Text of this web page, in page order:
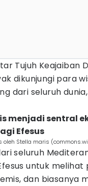
Tujuh Keajaiban
dikunjungi para
dari seluruh
menjadi sentral
Efesus
oleh Stella maris
seluruh
untuk
dan biasanya